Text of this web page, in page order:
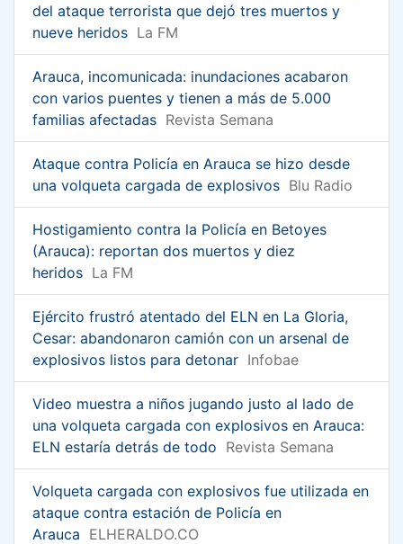
del ataque terrorista que dejó tres muertos y
nueve heridos La FM
Arauca, incomunicada: inundaciones acabaron
con varios puentes y tienen a más de 5.000
familias afectadas Revista Semana
Ataque contra Policía en Arauca se hizo desde
una volqueta cargada de explosivos Blu Radio
Hostigamiento contra la Policía en Betoyes
(Arauca): reportan dos muertos y diez
heridos La FM
Ejército frustró atentado del ELN en La Gloria,
Cesar: abandonaron camión con un arsenal de
explosivos listos para detonar Infobae
Video muestra a niños jugando justo al lado de
una volqueta cargada con explosivos en Arauca:
ELN estaría detrás de todo Revista Semana
Volqueta cargada con explosivos fue utilizada en
ataque contra estación de Policía en
Arauca ELHERALDO.CO